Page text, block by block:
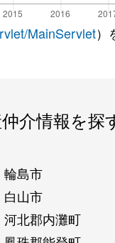
MainServlet）
介情報を探
輪島市
白山市
河北郡内灘町